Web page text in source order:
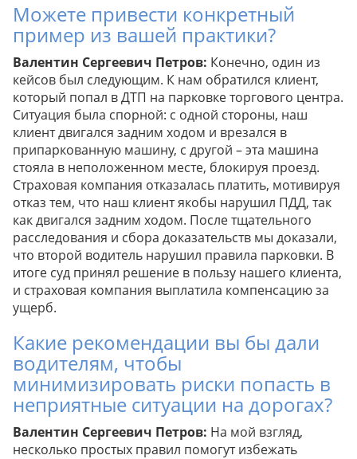
Можете привести конкретный
пример из вашей практики?
Валентин Сергеевич Петров: Конечно, один из
кейсов был следующим. К нам обратился клиент,
который попал в ДТП на парковке торгового центра.
Ситуация была спорной: с одной стороны, наш
клиент двигался задним ходом и врезался в
припаркованную машину, с другой – эта машина
стояла в неположенном месте, блокируя проезд.
Страховая компания отказалась платить, мотивируя
отказ тем, что наш клиент якобы нарушил ПДД, так
как двигался задним ходом. После тщательного
расследования и сбора доказательств мы доказали,
что второй водитель нарушил правила парковки. В
итоге суд принял решение в пользу нашего клиента,
и страховая компания выплатила компенсацию за
ущерб.
Какие рекомендации вы бы дали
водителям, чтобы
минимизировать риски попасть в
неприятные ситуации на дорогах?
Валентин Сергеевич Петров: На мой взгляд,
несколько простых правил помогут избежать